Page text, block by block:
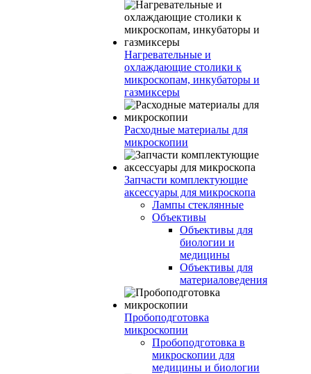
Нагревательные и
охлаждающие столики к
микроскопам, инкубаторы и
газмиксеры
Расходные материалы для
микроскопии
Запчасти комплектующие
аксессуары для микроскопа
Лампы стеклянные
Объективы
Объективы для
биологии и
медицины
Объективы для
материаловедения
Пробоподготовка
микроскопии
Пробоподготовка в
микроскопии для
медицины и биологии